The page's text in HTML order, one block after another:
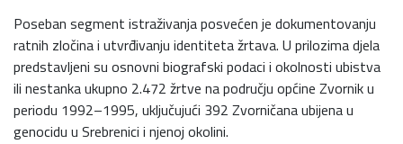
Poseban segment istraživanja posvećen je dokumentovanju
ratnih zločina i utvrđivanju identiteta žrtava. U prilozima djela
predstavljeni su osnovni biografski podaci i okolnosti ubistva
ili nestanka ukupno 2.472 žrtve na području općine Zvornik u
periodu 1992–1995, uključujući 392 Zvorničana ubijena u
genocidu u Srebrenici i njenoj okolini.